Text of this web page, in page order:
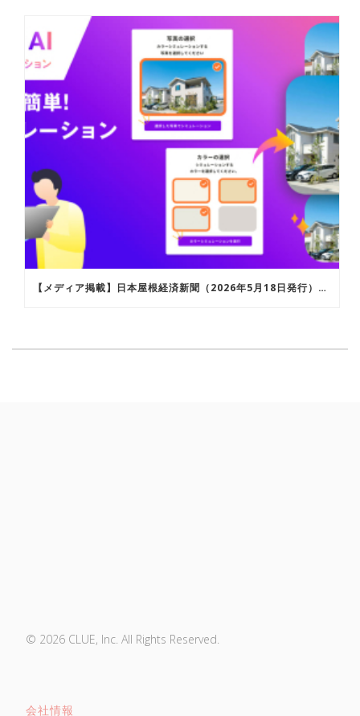
【メディア掲載】日本屋根経済新聞（2026年5月18日発行）にて「ROOFERAI カラーシミュレーション」が紹介されました
© 2026 CLUE, Inc. All Rights Reserved.
会社情報